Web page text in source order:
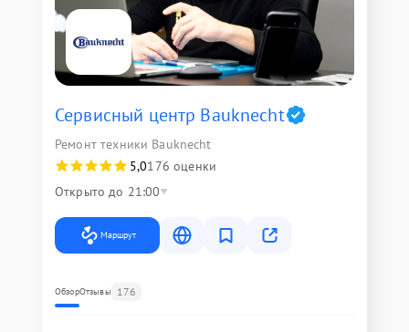
Сервисный центр Bauknecht
Ремонт техники Bauknecht
5,0176 оценки
Открыто до 21:00
Маршрут
ОбзорОтзывы 176